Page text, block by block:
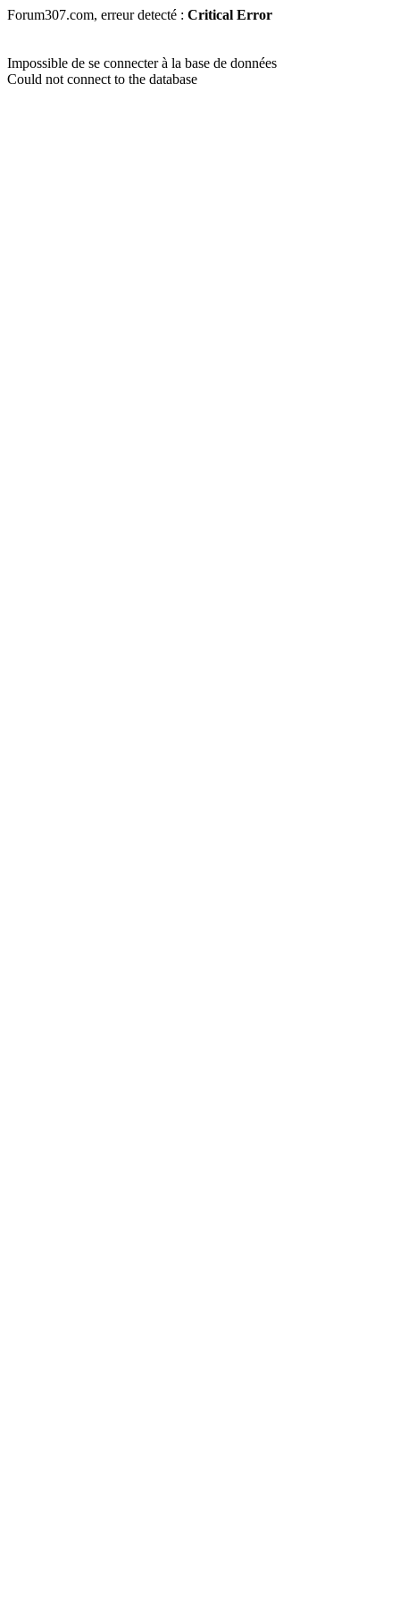
Forum307.com, erreur detecté : Critical Error
Impossible de se connecter à la base de données
Could not connect to the database